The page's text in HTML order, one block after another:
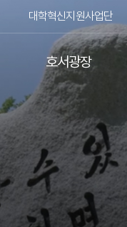
대학혁신지원사업단
호서광장